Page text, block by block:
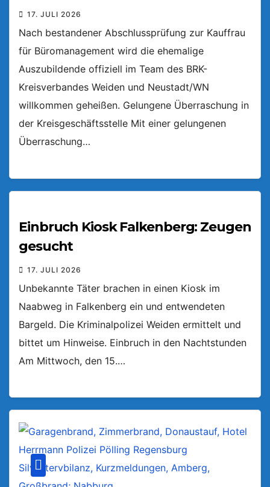
17. JULI 2026
Nach bestandener Abschlussprüfung zur Kauffrau
für Büromanagement wird die ehemalige
Auszubildende offiziell im Team des BRK-
Kreisverbandes Weiden und Neustadt/WN
willkommen geheißen. Gelungene Überraschung in
der Kreisgeschäftsstelle Mit einer gelungenen
Überraschung…
Einbruch Kiosk Falkenberg: Zeugen
gesucht
17. JULI 2026
Unbekannte Täter brachen in einen Kiosk im
Naabweg in Falkenberg ein und entwendeten
Bargeld. Die Kriminalpolizei Weiden ermittelt und
bittet um Hinweise. Einbruch in den Nachtstunden
Am Mittwoch, den 15.…